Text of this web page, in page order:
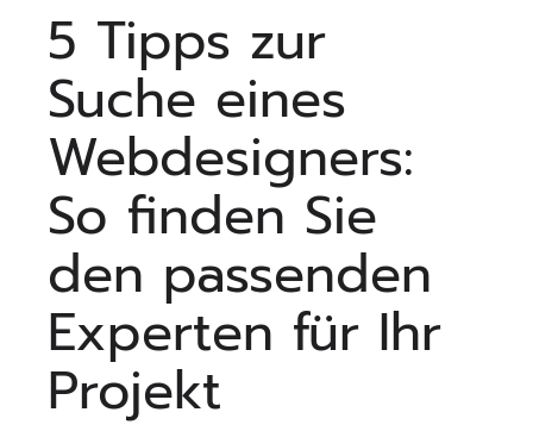
5 Tipps zur
Suche eines
Webdesigners:
So finden Sie
den passenden
Experten für Ihr
Projekt